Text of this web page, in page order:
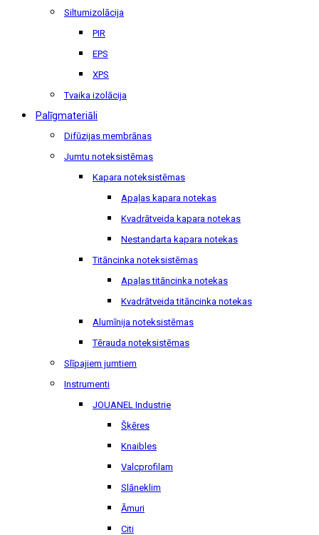
Siltumizolācija
PIR
EPS
XPS
Tvaika izolācija
Palīgmateriāli
Difūzijas membrānas
Jumtu noteksistēmas
Kapara noteksistēmas
Apaļas kapara notekas
Kvadrātveida kapara notekas
Nestandarta kapara notekas
Titāncinka noteksistēmas
Apaļas titāncinka notekas
Kvadrātveida titāncinka notekas
Alumīnija noteksistēmas
Tērauda noteksistēmas
Slīpajiem jumtiem
Instrumenti
JOUANEL Industrie
Šķēres
Knaibles
Valcprofilam
Slāneklim
Āmuri
Citi